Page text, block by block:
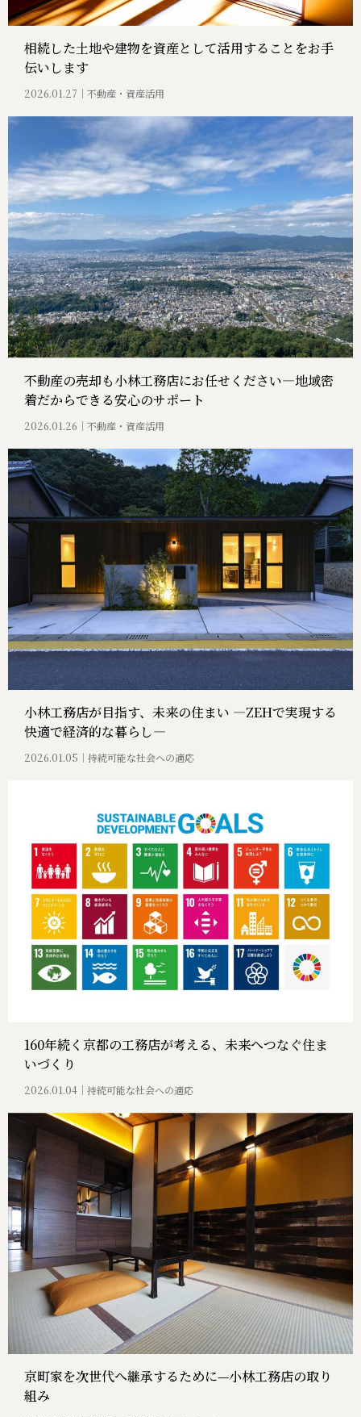
相続した土地や建物を資産として活用することをお手
伝いします
2026.01.27 不動産・資産活用
不動産の売却も小林工務店にお任せください―地域密
着だからできる安心のサポート
2026.01.26 不動産・資産活用
小林工務店が目指す、未来の住まい ―ZEHで実現する
快適で経済的な暮らし―
2026.01.05 持続可能な社会への適応
160年続く京都の工務店が考える、未来へつなぐ住ま
いづくり
2026.01.04 持続可能な社会への適応
京町家を次世代へ継承するために—小林工務店の取り
組み